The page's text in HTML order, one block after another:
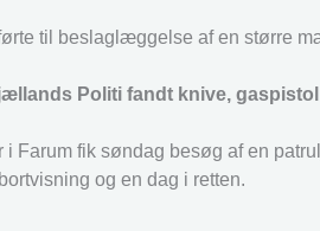
til beslaglæggelse af en større
Politi fandt knive,
i Farum fik søndag besøg af en
og en dag i retten.